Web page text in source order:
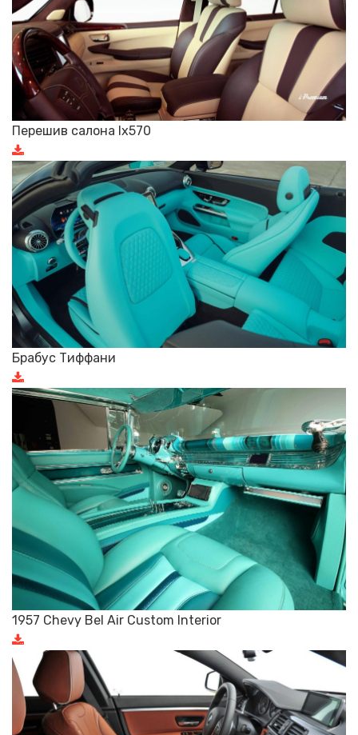
Перешив салона lx570
Брабус Тиффани
1957 Chevy Bel Air Custom Interior